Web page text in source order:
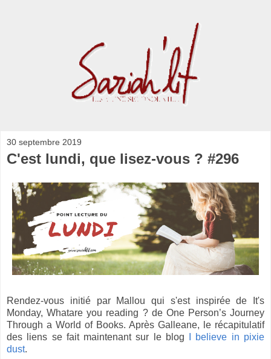
30 septembre 2019
C'est lundi, que lisez-vous ? #296
Rendez-vous initié par Mallou qui s'est inspirée de It's
Monday, Whatare you reading ? de One Person’s Journey
Through a World of Books. Après Galleane, le récapitulatif
des liens se fait maintenant sur le blog
I believe in pixie
dust.